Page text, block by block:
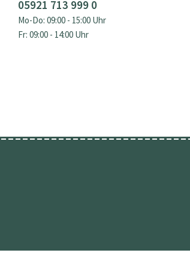
05921 713 999 0
Mo-Do: 09:00 - 15:00 Uhr
Fr: 09:00 - 14:00 Uhr